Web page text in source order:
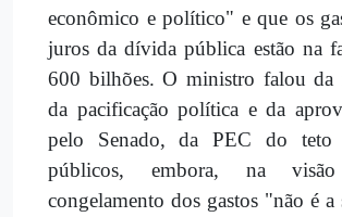
econômico e político" e que os
juros da dívida pública estão na
600 bilhões. O ministro falou da
da pacificação política e da
pelo Senado, da PEC do teto
públicos, embora, na
congelamento dos gastos "não é a